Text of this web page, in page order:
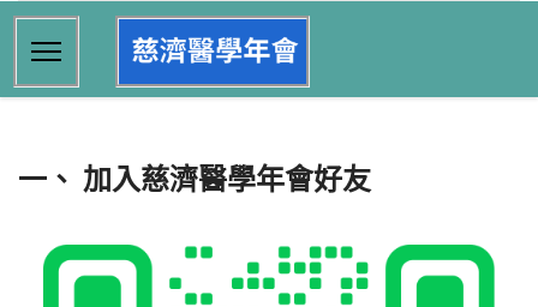
一、 加入慈濟醫學年會好友